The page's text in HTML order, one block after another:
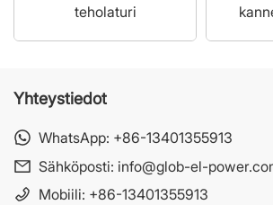
teholaturi
Yhteystiedot
WhatsApp: +86-13401355913
Sähköposti: info@glob-el-
Mobiili: +86-13401355913